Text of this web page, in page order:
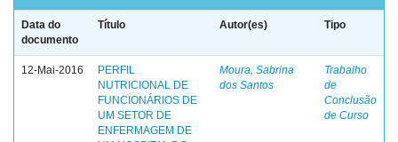
Data do
documento
Título Autor(es) Tipo
12-Mai-2016
PERFIL
NUTRICIONAL DE
FUNCIONÁRIOS DE
UM SETOR DE
ENFERMAGEM DE
Moura, Sabrina
dos Santos
Trabalho
de
Conclusão
de Curso